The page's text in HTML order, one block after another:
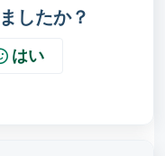
したか？
はい